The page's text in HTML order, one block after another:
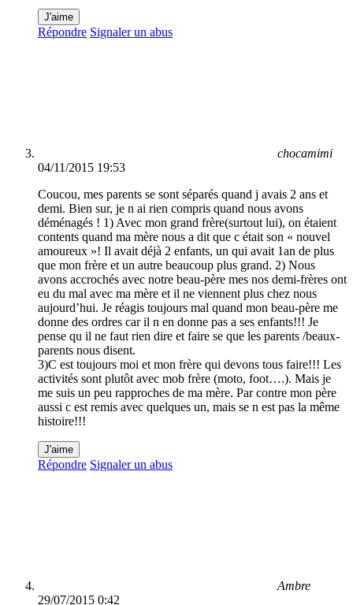
J'aime
Répondre Signaler un abus
chocamimi
04/11/2015 19:53
Coucou, mes parents se sont séparés quand j avais 2 ans et
demi. Bien sur, je n ai rien compris quand nous avons
déménagés ! 1) Avec mon grand frère(surtout lui), on étaient
contents quand ma mère nous a dit que c était son « nouvel
amoureux »! Il avait déjà 2 enfants, un qui avait 1an de plus
que mon frère et un autre beaucoup plus grand. 2) Nous
avons accrochés avec notre beau-père mes nos demi-frères ont
eu du mal avec ma mère et il ne viennent plus chez nous
aujourd’hui. Je réagis toujours mal quand mon beau-père me
donne des ordres car il n en donne pas a ses enfants!!! Je
pense qu il ne faut rien dire et faire se que les parents /beaux-
parents nous disent.
3)C est toujours moi et mon frère qui devons tous faire!!! Les
activités sont plutôt avec mob frère (moto, foot….). Mais je
me suis un peu rapproches de ma mère. Par contre mon père
aussi c est remis avec quelques un, mais se n est pas la même
histoire!!!
J'aime
Répondre Signaler un abus
Ambre
29/07/2015 0:42